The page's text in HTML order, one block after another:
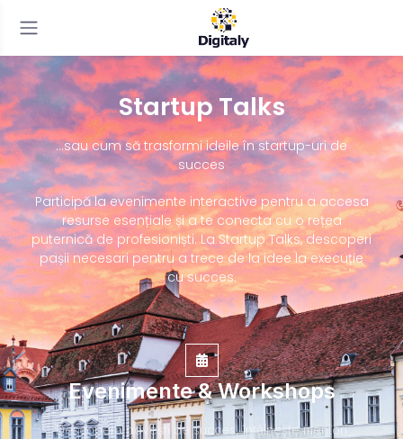
Startup Talks
…sau cum să trasformi ideile în startup-uri de
succes
Participă la evenimente interactive pentru a accesa
resurse esențiale și a te conecta cu o rețea
puternică de profesioniști. La Startup Talks, descoperi
pașii necesari pentru a trece de la idee la execuție
cu succes.
Evenimente & Workshops
Descoperă povești de succes, întâlnește mentori